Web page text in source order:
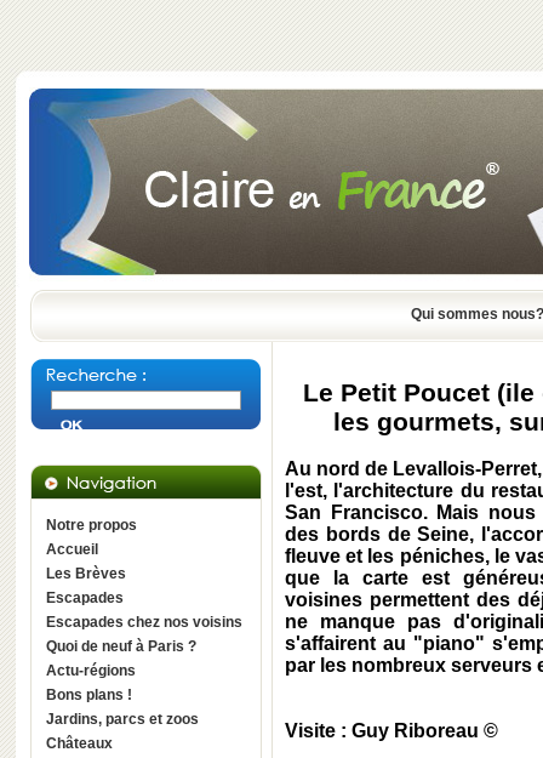
Qui sommes nous?
Notre propos
Accueil
Les Brèves
Escapades
Escapades chez nos voisins
Quoi de neuf à Paris ?
Actu-régions
Bons plans !
Jardins, parcs et zoos
Châteaux
Le Petit Poucet
les gourmets,
Au nord de Levallois-
l'est, l'architecture du
San Francisco. Mais
des bords de Seine,
fleuve et les péniches, le
que la carte est
voisines permettent des
ne manque pas
s'affairent au "piano"
par les nombreux serveurs
Visite : Guy Riboreau ©